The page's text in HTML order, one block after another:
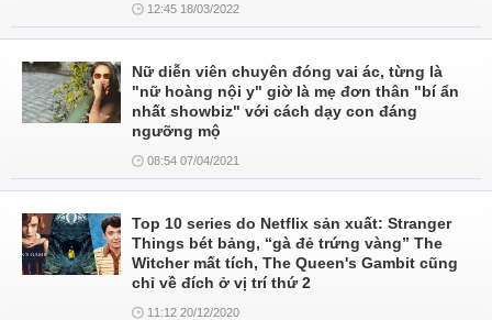
12:45 18/03/2022
Nữ diễn viên chuyên đóng vai ác, từng là
"nữ hoàng nội y" giờ là mẹ đơn thân "bí ẩn
nhất showbiz" với cách dạy con đáng
ngưỡng mộ
08:54 07/04/2021
Top 10 series do Netflix sản xuất: Stranger
Things bét bảng, “gà đẻ trứng vàng” The
Witcher mất tích, The Queen's Gambit cũng
chỉ về đích ở vị trí thứ 2
11:12 20/12/2020